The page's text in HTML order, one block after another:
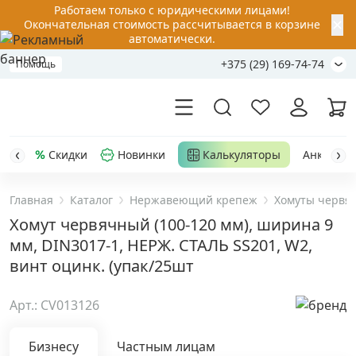
Работаем только с юридическими лицами!
Окончательная стоимость рассчитывается в корзине
автоматически.
Помощь +375 (29) 169-74-74
Акции
Распродажа
Анкерная техника
Скидки Новинки Калькуляторы Анкер-
Главная Каталог Нержавеющий крепеж Хомуты
Хомут червячный (100-120 мм), ширина 9
мм, DIN3017-1, НЕРЖ. СТАЛЬ SS201, W2,
винт оцинк. (упак/25шт
Арт.: CV013126
Бизнесу Частным лицам